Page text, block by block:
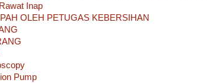
Inap
OLEH PETUGAS KEBERSIHAN
Pump